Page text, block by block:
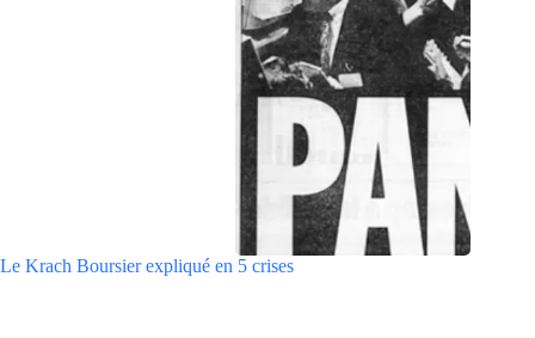
Le Krach Boursier expliqué en 5 crises